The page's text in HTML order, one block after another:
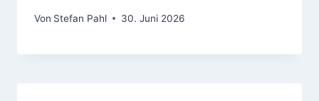
Von Stefan Pahl 30. Juni 2026